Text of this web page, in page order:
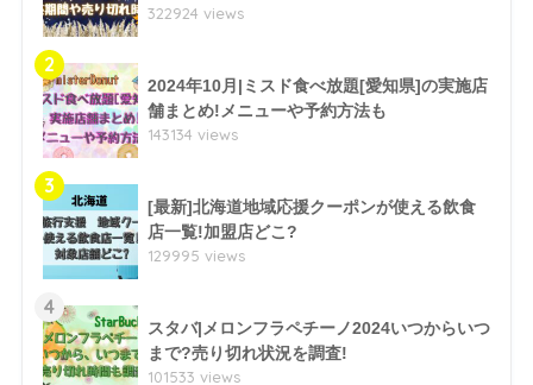
322924 views
2
2024年10月|ミスド食べ放題[愛知県]の実施店
舗まとめ!メニューや予約方法も
143134 views
3
[最新]北海道地域応援クーポンが使える飲食
店一覧!加盟店どこ?
129995 views
4
スタバ|メロンフラペチーノ2024いつからいつ
まで?売り切れ状況を調査!
101533 views